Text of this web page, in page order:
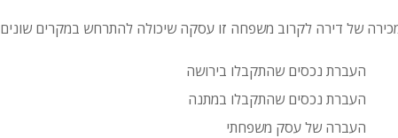
של דירה לקרוב משפחה זו עסקה שיכולה להתרחש במקרים
העברת נכסים שהתקבלו בירושה
העברת נכסים שהתקבלו במתנה
העברה של עסק משפחתי